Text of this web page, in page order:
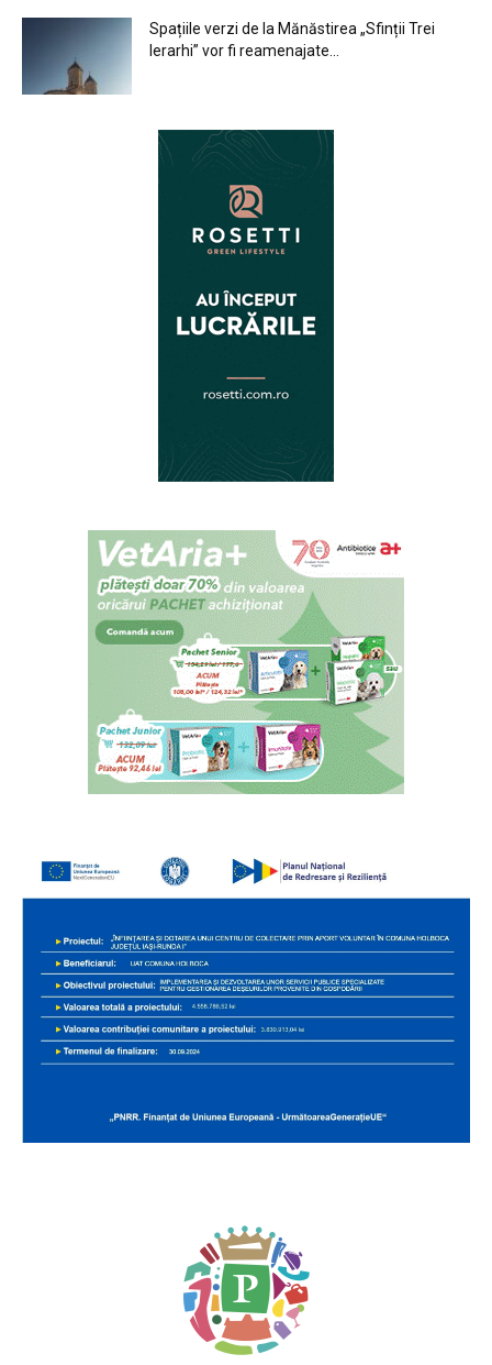
Spațiile verzi de la Mănăstirea „Sfinții Trei
Ierarhi” vor fi reamenajate...